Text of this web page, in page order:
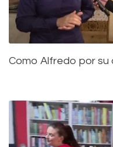
Como Alfredo por su